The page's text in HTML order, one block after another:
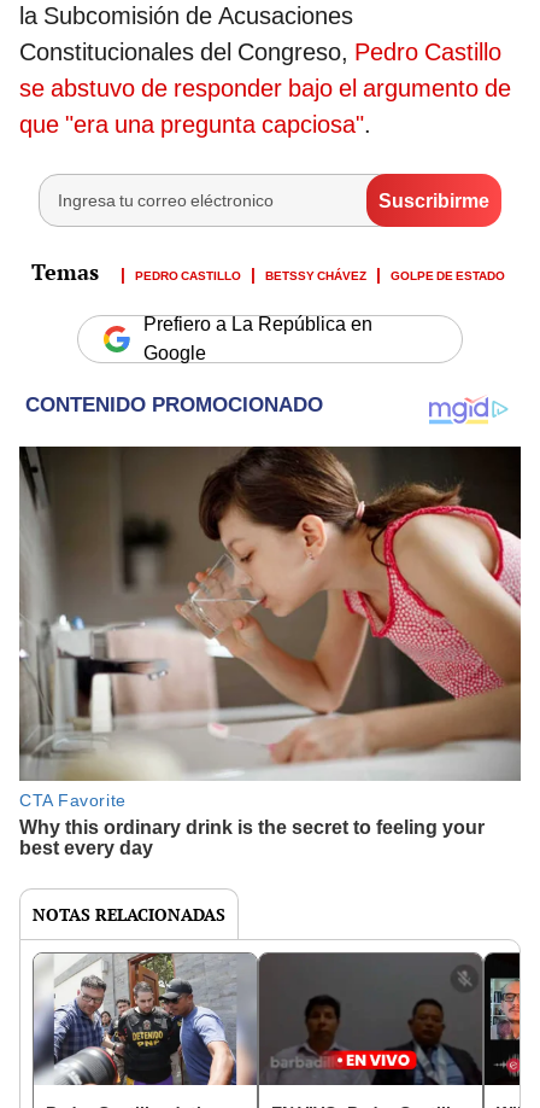
la Subcomisión de Acusaciones
Constitucionales del Congreso, Pedro Castillo
se abstuvo de responder bajo el argumento de
que "era una pregunta capciosa".
PEDRO CASTILLO BETSSY CHÁVEZ GOLPE DE ESTADO
Prefiero a La República en
Google
NOTAS RELACIONADAS